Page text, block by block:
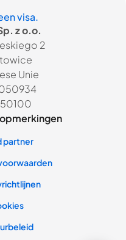
visa.
z o.o.
2
Unie
partner